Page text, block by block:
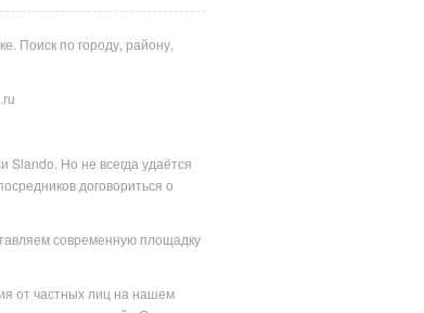
Поиск по городу, району,
Но не всегда удаётся
договориться о
современную площадку
от частных лиц на нашем